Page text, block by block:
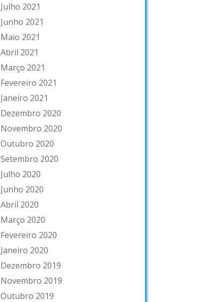
Julho 2021
Junho 2021
Maio 2021
Abril 2021
Março 2021
Fevereiro 2021
Janeiro 2021
Dezembro 2020
Novembro 2020
Outubro 2020
Setembro 2020
Julho 2020
Junho 2020
Abril 2020
Março 2020
Fevereiro 2020
Janeiro 2020
Dezembro 2019
Novembro 2019
Outubro 2019